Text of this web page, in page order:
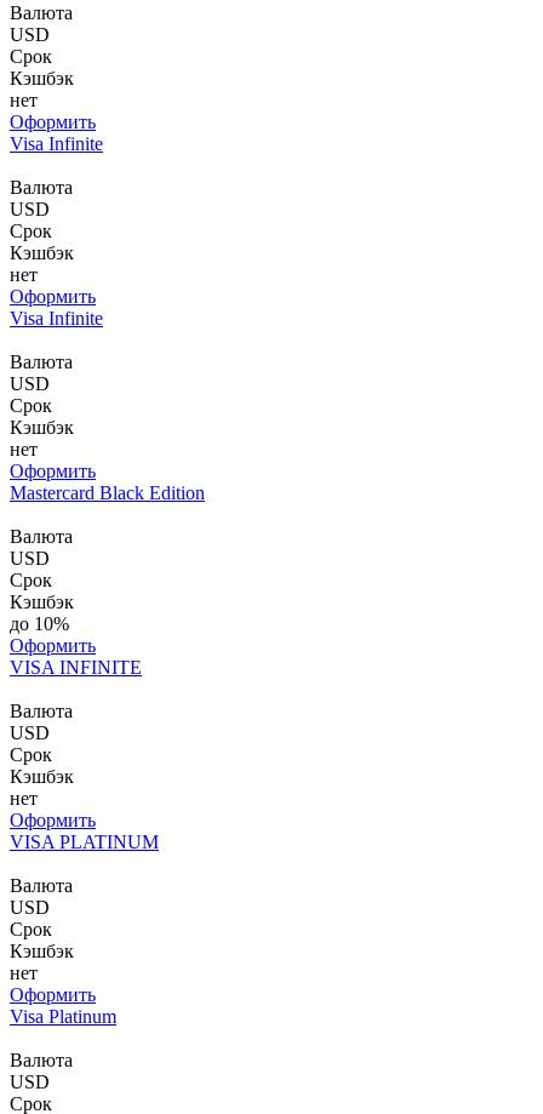
Валюта
USD
Срок
Кэшбэк
нет
Оформить
Visa Infinite
Валюта
USD
Срок
Кэшбэк
нет
Оформить
Visa Infinite
Валюта
USD
Срок
Кэшбэк
нет
Оформить
Mastercard Black Edition
Валюта
USD
Срок
Кэшбэк
до 10%
Оформить
VISA INFINITE
Валюта
USD
Срок
Кэшбэк
нет
Оформить
VISA PLATINUM
Валюта
USD
Срок
Кэшбэк
нет
Оформить
Visa Platinum
Валюта
USD
Срок